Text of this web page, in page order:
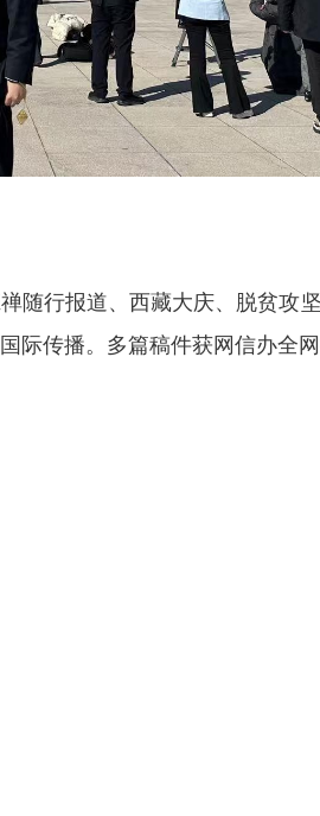
行报道、西藏大庆、脱贫攻
际传播。多篇稿件获网信办全网